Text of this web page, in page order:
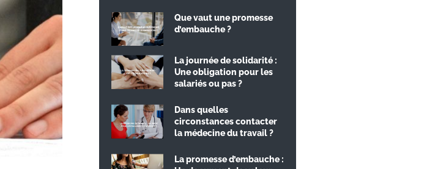
Que vaut une promesse
d’embauche ?
La journée de solidarité :
Une obligation pour les
salariés ou pas ?
Dans quelles
circonstances contacter
la médecine du travail ?
La promesse d’embauche :